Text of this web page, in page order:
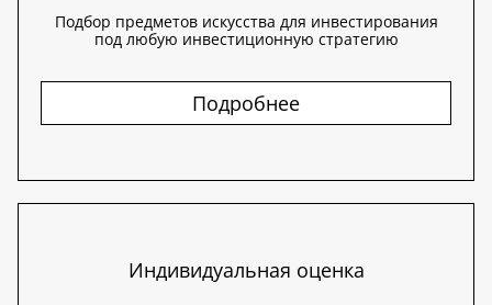
Подбор предметов искусства для инвестирования
под любую инвестиционную стратегию
Подробнее
Индивидуальная оценка